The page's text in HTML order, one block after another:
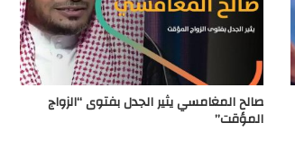
صالح المغامسي يثير الجدل بفتوى “الزواج
المؤقت”